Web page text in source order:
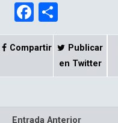
F
a
ce
o
m
p
Compartir
Publicar
en Twitter
Entrada Anterior